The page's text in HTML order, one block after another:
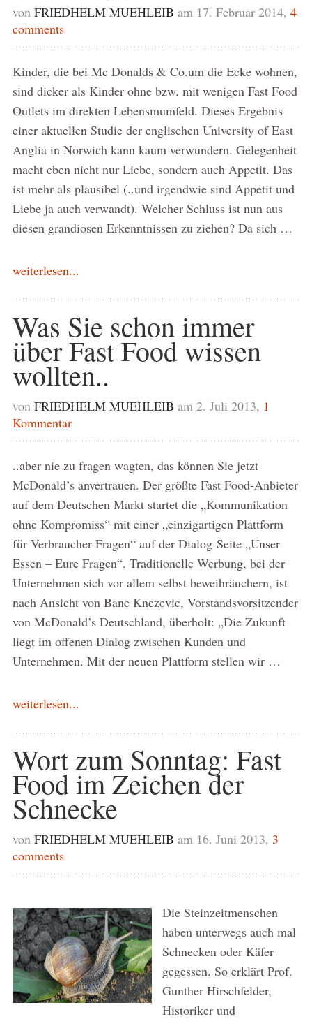
von FRIEDHELM MUEHLEIB am 17. Februar 2014, 4
comments
Kinder, die bei Mc Donalds & Co.um die Ecke wohnen,
sind dicker als Kinder ohne bzw. mit wenigen Fast Food
Outlets im direkten Lebensmumfeld. Dieses Ergebnis
einer aktuellen Studie der englischen University of East
Anglia in Norwich kann kaum verwundern. Gelegenheit
macht eben nicht nur Liebe, sondern auch Appetit. Das
ist mehr als plausibel (..und irgendwie sind Appetit und
Liebe ja auch verwandt). Welcher Schluss ist nun aus
diesen grandiosen Erkenntnissen zu ziehen? Da sich …
weiterlesen...
Was Sie schon immer
über Fast Food wissen
wollten..
von FRIEDHELM MUEHLEIB am 2. Juli 2013, 1
Kommentar
..aber nie zu fragen wagten, das können Sie jetzt
McDonald’s anvertrauen. Der größte Fast Food-Anbieter
auf dem Deutschen Markt startet die „Kommunikation
ohne Kompromiss“ mit einer „einzigartigen Plattform
für Verbraucher-Fragen“ auf der Dialog-Seite „Unser
Essen – Eure Fragen“. Traditionelle Werbung, bei der
Unternehmen sich vor allem selbst beweihräuchern, ist
nach Ansicht von Bane Knezevic, Vorstandsvorsitzender
von McDonald’s Deutschland, überholt: „Die Zukunft
liegt im offenen Dialog zwischen Kunden und
Unternehmen. Mit der neuen Plattform stellen wir …
weiterlesen...
Wort zum Sonntag: Fast
Food im Zeichen der
Schnecke
von FRIEDHELM MUEHLEIB am 16. Juni 2013, 3
comments
Die Steinzeitmenschen
haben unterwegs auch mal
Schnecken oder Käfer
gegessen. So erklärt Prof.
Gunther Hirschfelder,
Historiker und